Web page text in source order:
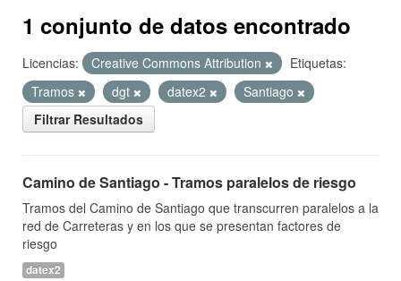
1 conjunto de datos encontrado
Licencias: Creative Commons Attribution
Etiquetas:
Tramos
dgt datex2
Santiago
Filtrar Resultados
Camino de Santiago - Tramos paralelos de riesgo
Tramos del Camino de Santiago que transcurren paralelos a la
red de Carreteras y en los que se presentan factores de
riesgo
datex2